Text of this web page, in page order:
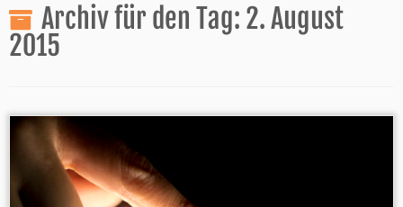
Archiv für den Tag: 2. August
2015